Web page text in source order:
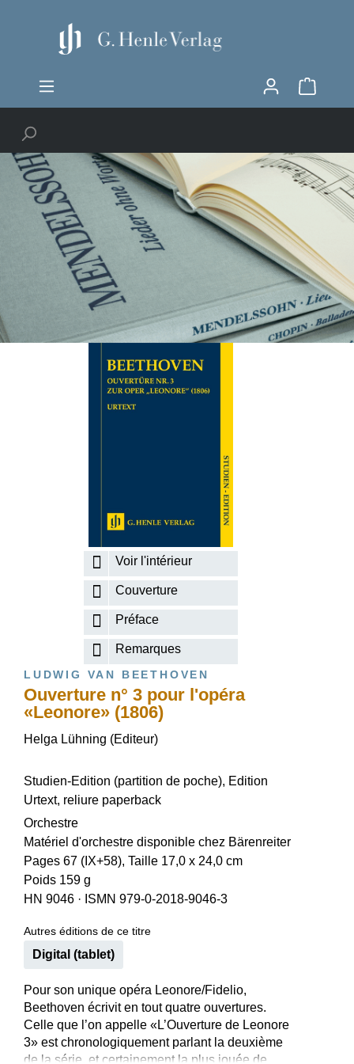
Voir l'intérieur
Couverture
Préface
Remarques
LUDWIG VAN BEETHOVEN
Ouverture n° 3 pour l'opéra
«Leonore» (1806)
Helga Lühning (Editeur)
Studien-Edition (partition de poche), Edition
Urtext, reliure paperback
Orchestre
Matériel d'orchestre disponible chez Bärenreiter
Pages 67 (IX+58), Taille 17,0 x 24,0 cm
Poids 159 g
HN 9046 · ISMN 979-0-2018-9046-3
Autres éditions de ce titre
Digital (tablet)
Pour son unique opéra Leonore/Fidelio,
Beethoven écrivit en tout quatre ouvertures.
Celle que l’on appelle «L’Ouverture de Leonore
3» est chronologiquement parlant la deuxième
de la série, et certainement la plus jouée de